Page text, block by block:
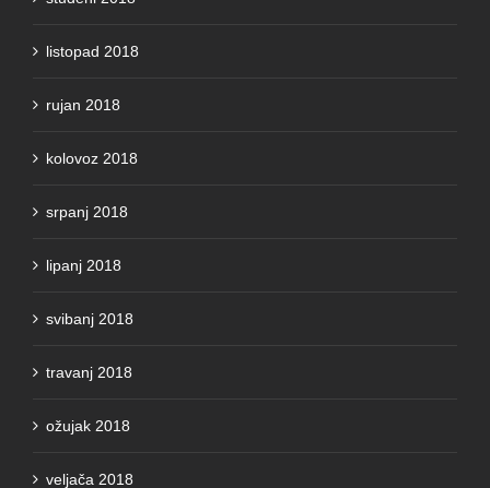
listopad 2018
rujan 2018
kolovoz 2018
srpanj 2018
lipanj 2018
svibanj 2018
travanj 2018
ožujak 2018
veljača 2018